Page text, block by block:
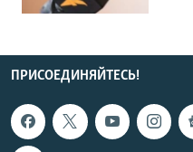
ПРИСОЕДИНЯЙТЕСЬ!